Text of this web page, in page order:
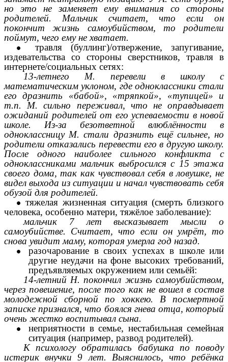
но это не заменяет ему внимания со стороны
родителей. Мальчик считает, что если он
покончит жизнь самоубийством, то родители
поймут, чего ему не хватает.
травля (буллинг)/отвержение, запугивание,
издевательства со стороны сверстников, травля в
интернете/социальных сетях:
13-летнего М. перевели в школу с
математическим уклоном, где одноклассники стали
его дразнить «бабой», «тряпкой», «тупицей» и
т.п. М. сильно переживал, что не оправдывает
ожиданий родителей от его успеваемости в новой
школе. Из-за безответной влюблённости в
одноклассницу М. стали дразнить ещё сильнее, но
родители отказались перевести его в другую школу.
После одного наиболее сильного конфликта с
одноклассниками мальчик выбросился с 15 этажа
своего дома, так как чувствовал себя в ловушке, не
видел выхода из ситуации и начал чувствовать себя
обузой для родителей.
тяжелая жизненная ситуация (смерть близкого
человека, особенно матери, тяжёлое заболевание):
мальчик 7 лет высказывает мысли о
самоубийстве. Считает, что если он умрёт, то
снова увидит маму, которая умерла год назад.
разочарование в своих успехах в школе или
другие неудачи на фоне высоких требований,
предъявляемых окружением или семьёй:
14-летний Н. покончил жизнь самоубийством,
через повешение, после того как не вошел в состав
молодежной сборной по хоккею. В посмертной
записке признался, что боялся гнева отца, который
очень жестко воспитывал сына.
неприятности в семье, нестабильная семейная
ситуация (например, развод родителей).
К психологу обратилась бабушка по поводу
истерик внучки 9 лет. Выяснилось, что ребёнка